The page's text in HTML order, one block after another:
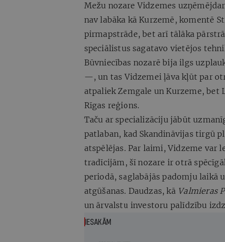
Mežu nozare Vidzemes
nav labāka kā Kurzemē, komentē
pirmapstrāde, bet arī tālāka
speciālistus sagatavo vietējos
Būvniecības nozarē bija ilgs
—, un tas Vidzemei ļāva kļūt par
atpaliek Zemgale un Kurzeme,
Rīgas reģions.
Taču ar specializāciju jābūt
patlaban, kad Skandināvijas tirgū
atspēlējas. Par laimi, Vidzeme var
tradīcijām, šī nozare ir otrā
periodā, saglabājās padomju laikā
atgūšanas. Daudzas, kā Valmieras
un ārvalstu investoru palīdzību
IESAKĀM